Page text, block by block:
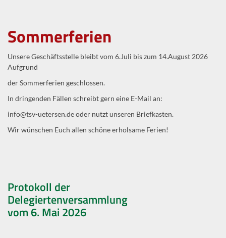
Sommerferien
Unsere Geschäftsstelle bleibt vom 6.Juli bis zum 14.August 2026
Aufgrund
der Sommerferien geschlossen.
In dringenden Fällen schreibt gern eine E-Mail an:
info@tsv-uetersen.de oder nutzt unseren Briefkasten.
Wir wünschen Euch allen schöne erholsame Ferien!
Protokoll der
Delegiertenversammlung
vom 6. Mai 2026